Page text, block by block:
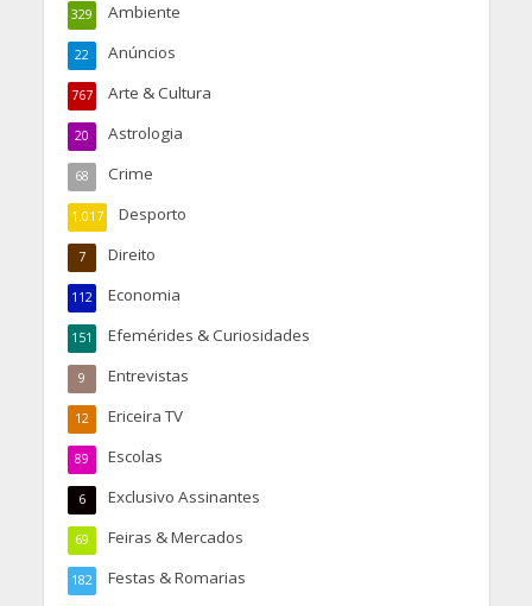
Ambiente
329
Anúncios
22
Arte & Cultura
767
Astrologia
20
Crime
68
Desporto
1.017
Direito
7
Economia
112
Efemérides & Curiosidades
151
Entrevistas
9
Ericeira TV
12
Escolas
89
Exclusivo Assinantes
6
Feiras & Mercados
69
Festas & Romarias
182